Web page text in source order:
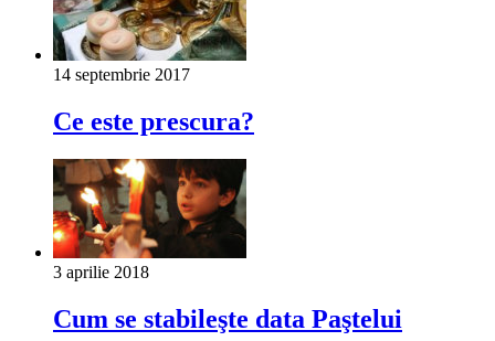
14 septembrie 2017
Ce este prescura?
3 aprilie 2018
Cum se stabileşte data Paştelui